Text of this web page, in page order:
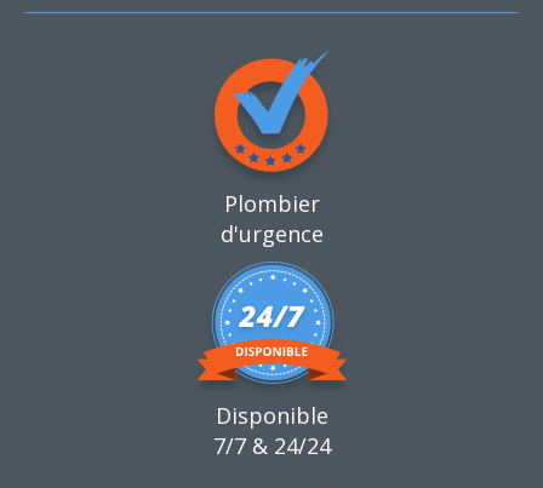
Plombier
d'urgence
Disponible
7/7 & 24/24